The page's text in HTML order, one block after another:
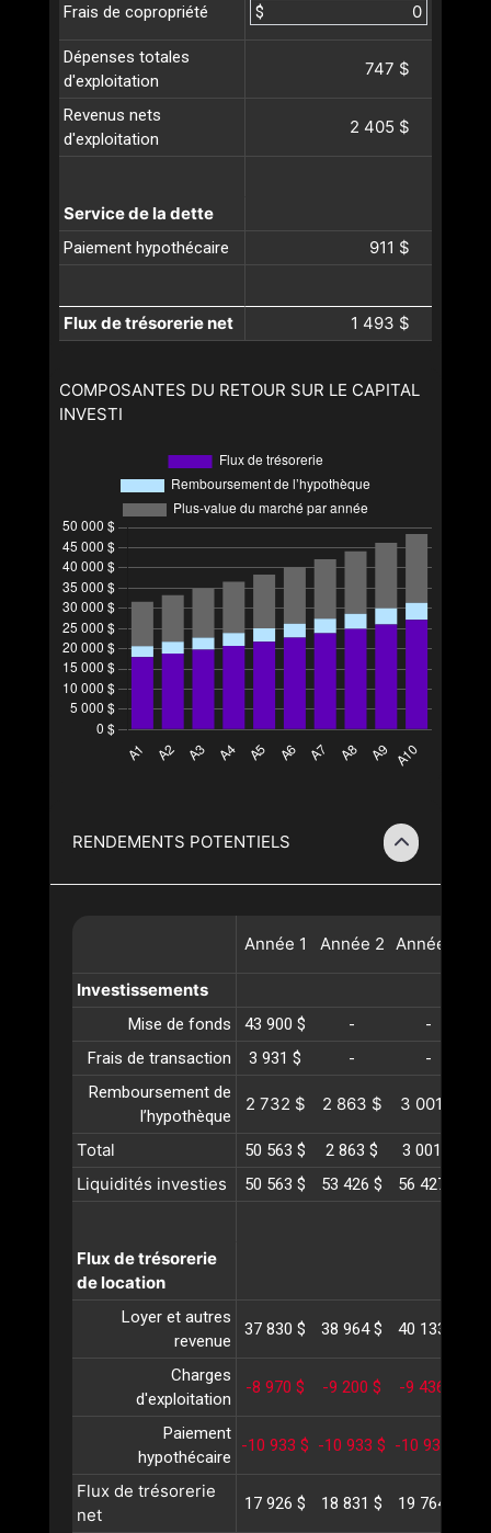
Frais de copropriété $
Dépenses totales
d'exploitation
747 $
Revenus nets
d'exploitation
2 405 $
Service de la dette
Paiement hypothécaire 911 $
Flux de trésorerie net 1 493 $
COMPOSANTES DU RETOUR SUR LE CAPITAL
INVESTI
RENDEMENTS POTENTIELS
Année 1 Année 2 Année
Investissements
Mise de fonds 43 900 $ -
-
Frais de transaction
3 931 $ -
-
Remboursement de
l’hypothèque
2 732 $ 2 863 $ 3 001 $
Total 50 563 $ 2 863 $ 3 001 $
Liquidités investies 50 563 $ 53 426 $ 56 427 $
Flux de trésorerie
de location
Loyer et autres
revenue
37 830 $ 38 964 $ 40 133 $
Charges
d'exploitation
-8 970 $ -9 200 $ -9 436 $
Paiement
hypothécaire
-10 933 $ -10 933 $ -10 933 $
Flux de trésorerie
net
17 926 $ 18 831 $ 19 764 $